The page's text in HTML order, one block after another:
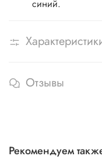
синий.
Отзывы
Рекомендуем